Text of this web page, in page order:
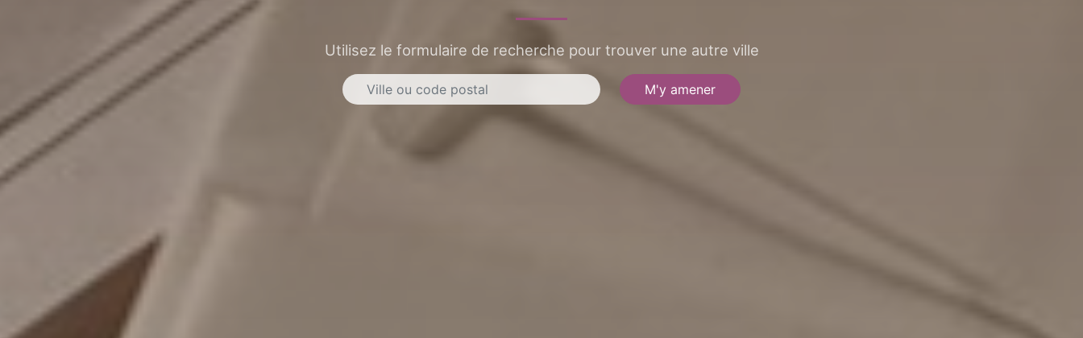
Utilisez le formulaire de recherche pour trouver une autre ville
M'y amener